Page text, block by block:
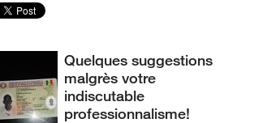
Quelques suggestions
malgrès votre
indiscutable
professionnalisme!